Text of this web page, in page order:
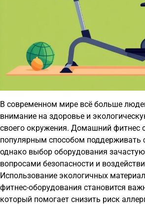
В современном мире всё больше
внимание на здоровье и
своего окружения. Домашний фитнес
популярным способом
однако выбор оборудования
вопросами безопасности и
Использование экологичных
фитнес-оборудования становится
который помогает снизить риск